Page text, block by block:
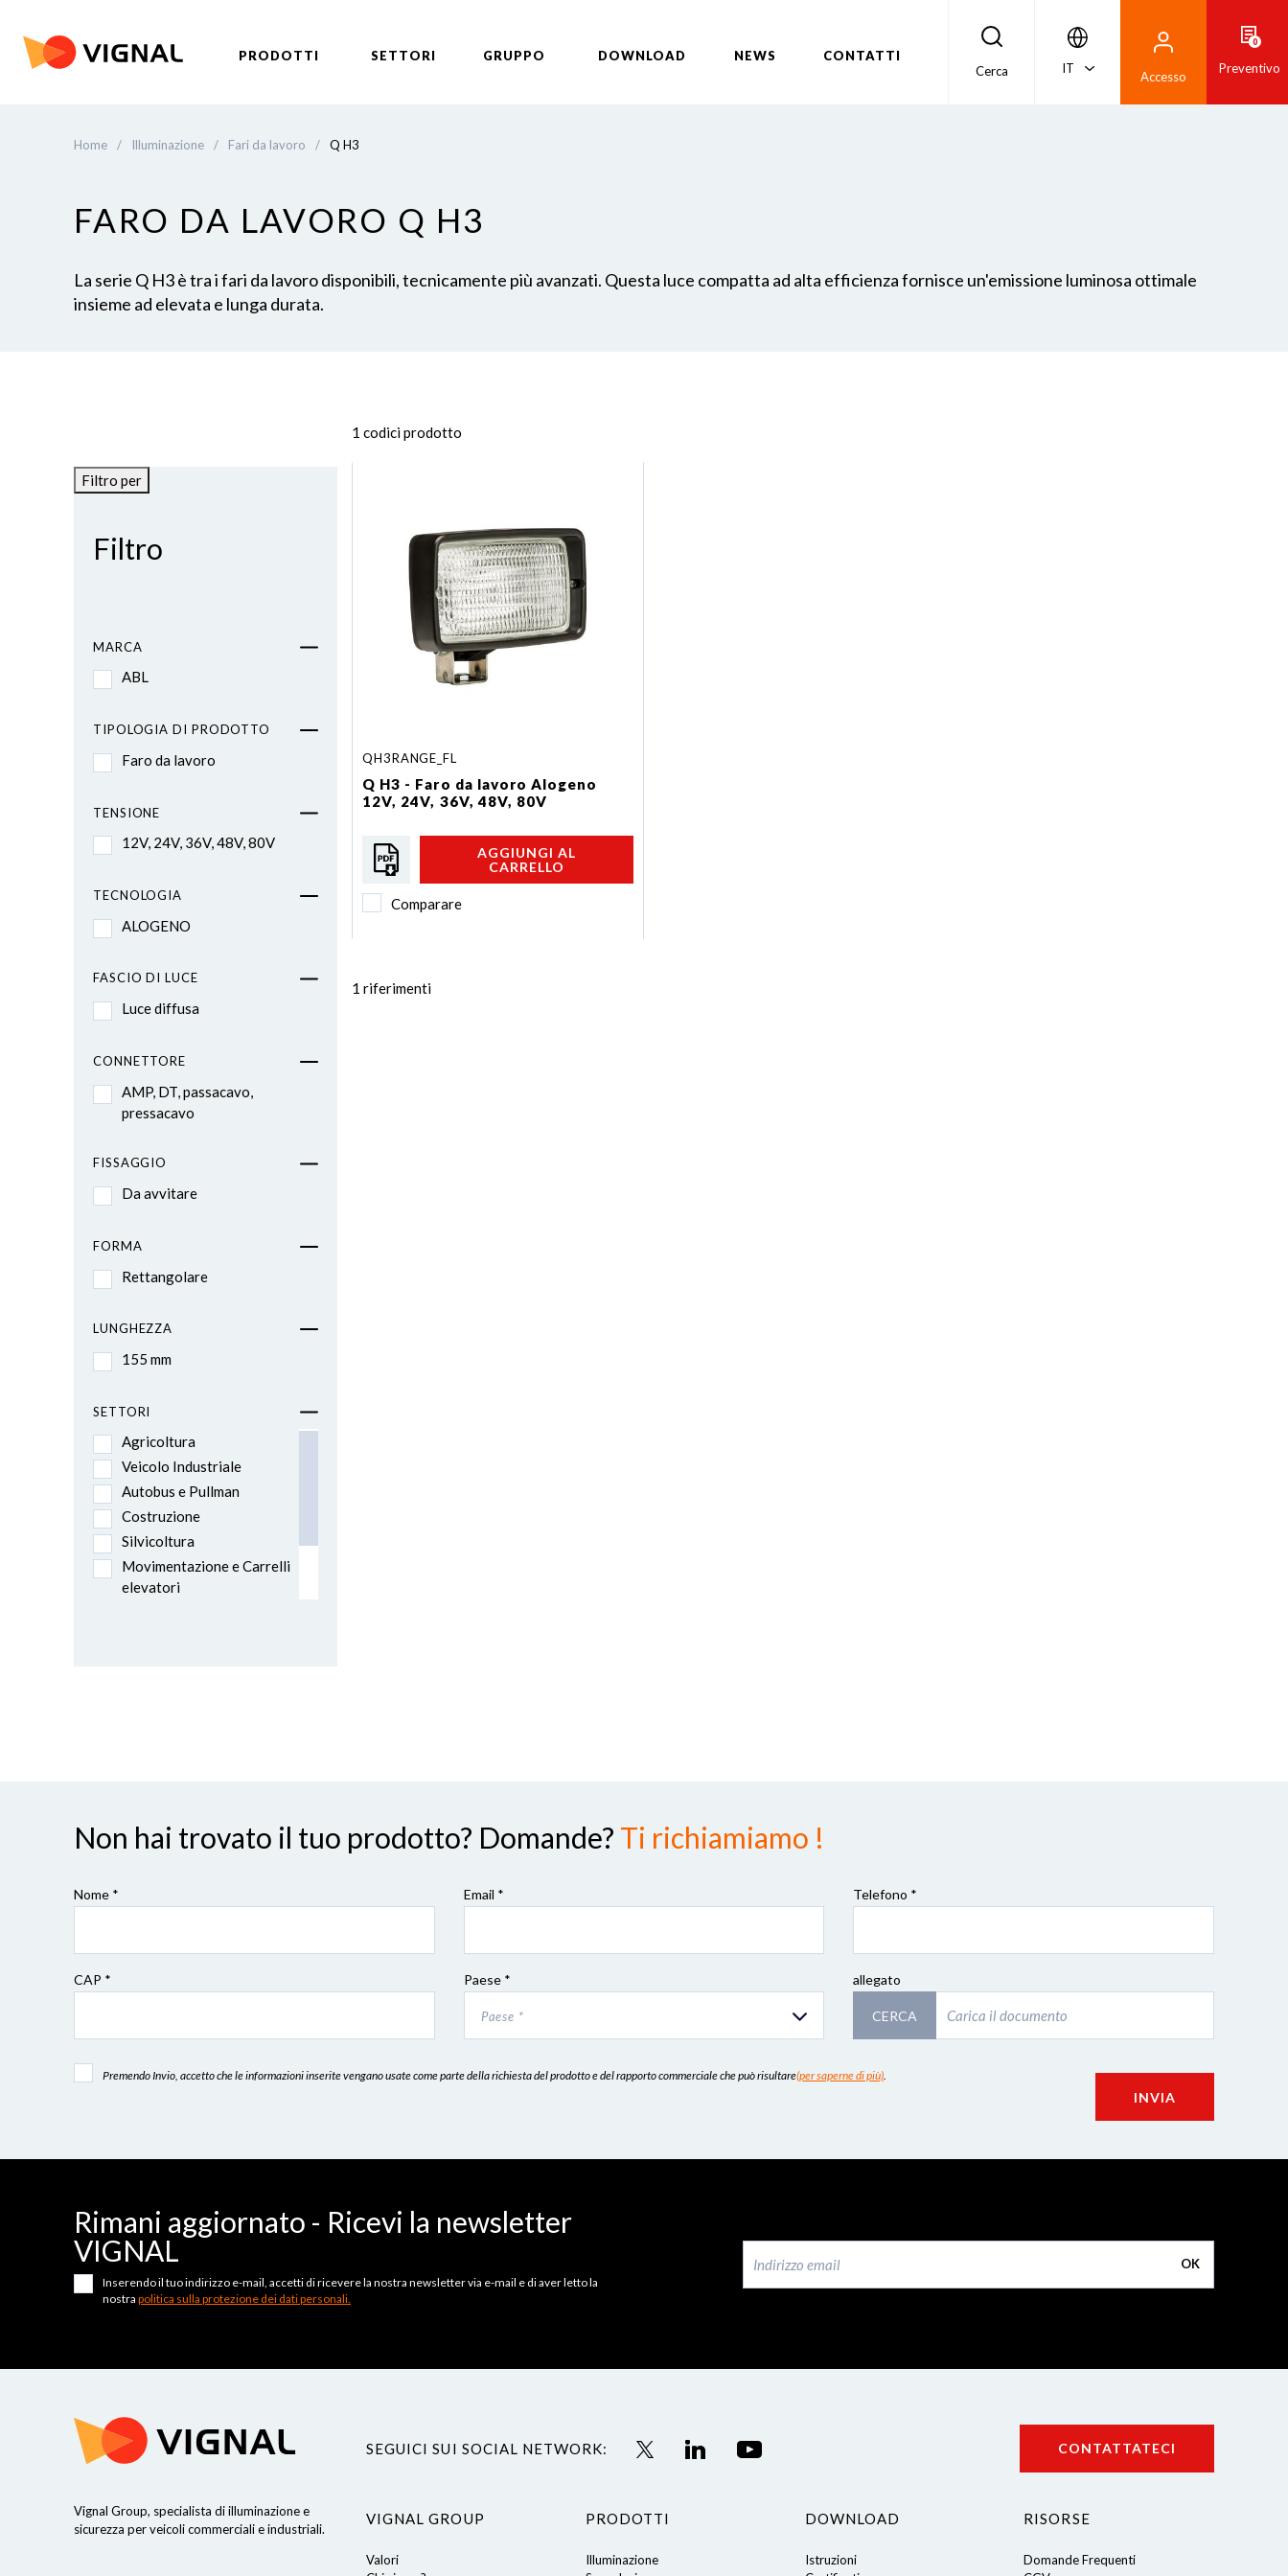
PRODOTTI SETTORI GRUPPO DOWNLOAD NEWS
CONTATTI
Cerca
IT
Accesso
0
Preventivo
Home / Illuminazione / Fari da lavoro / Q H3
FARO DA LAVORO Q H3
La serie Q H3 è tra i fari da lavoro disponibili, tecnicamente più avanzati. Questa luce compatta ad alta efficienza fornisce un'emissione luminosa ottimale
insieme ad elevata e lunga durata.
Filtro per
Filtro
MARCA
ABL
TIPOLOGIA DI PRODOTTO
Faro da lavoro
TENSIONE
12V, 24V, 36V, 48V, 80V
TECNOLOGIA
ALOGENO
FASCIO DI LUCE
Luce diffusa
CONNETTORE
AMP, DT, passacavo,
pressacavo
FISSAGGIO
Da avvitare
FORMA
Rettangolare
LUNGHEZZA
155 mm
SETTORI
Agricoltura
Veicolo Industriale
Autobus e Pullman
Costruzione
Silvicoltura
Movimentazione e Carrelli
elevatori
1 codici prodotto
QH3RANGE_FL
Q H3 - Faro da lavoro Alogeno
12V, 24V, 36V, 48V, 80V
AGGIUNGI AL
CARRELLO
Comparare
1 riferimenti
Non hai trovato il tuo prodotto? Domande? Ti richiamiamo !
Nome * Email * Telefono *
CAP * Paese *
Paese *
allegato
CERCA
Premendo Invio, accetto che le informazioni inserite vengano usate come parte della richiesta del prodotto e del rapporto commerciale che può risultare(per saperne di più).
INVIA
Rimani aggiornato - Ricevi la newsletter
VIGNAL
OK
Inserendo il tuo indirizzo e-mail, accetti di ricevere la nostra newsletter via e-mail e di aver letto la
nostra politica sulla protezione dei dati personali.
Vignal Group, specialista di illuminazione e
sicurezza per veicoli commerciali e industriali.
SEGUICI SUI SOCIAL NETWORK: CONTATTATECI
VIGNAL GROUP
Valori
PRODOTTI
Illuminazione
DOWNLOAD
Istruzioni
RISORSE
Domande Frequenti